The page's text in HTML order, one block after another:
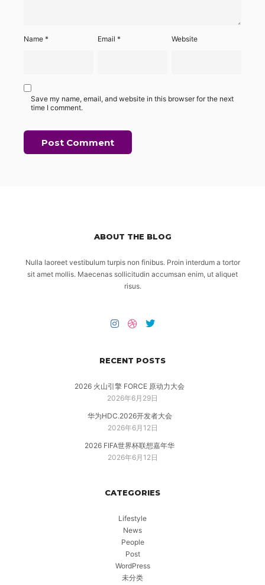
Name * Email* Website
Save my name, email, and website in this browser for the next
time I comment.
ABOUT THE BLOG
Nulla laoreet vestibulum turpis non finibus. Proin interdum a tortor
sit amet mollis. Maecenas sollicitudin accumsan enim, ut aliquet
risus.
RECENT POSTS
2026 火山引擎 FORCE 原动力大会
2026年6月29日
华为HDC.2026开发者大会
2026年6月12日
2026 FIFA世界杯联想嘉年华
2026年6月12日
CATEGORIES
Lifestyle
News
People
Post
WordPress
未分类